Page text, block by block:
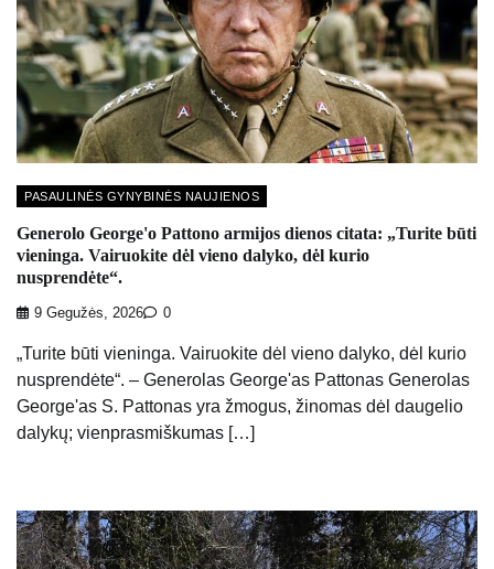
PASAULINĖS GYNYBINĖS NAUJIENOS
Generolo George'o Pattono armijos dienos citata: „Turite būti
vieninga. Vairuokite dėl vieno dalyko, dėl kurio
nusprendėte“.
9 Gegužės, 2026 0
„Turite būti vieninga. Vairuokite dėl vieno dalyko, dėl kurio
nusprendėte“. – Generolas George'as Pattonas Generolas
George'as S. Pattonas yra žmogus, žinomas dėl daugelio
dalykų; vienprasmiškumas […]